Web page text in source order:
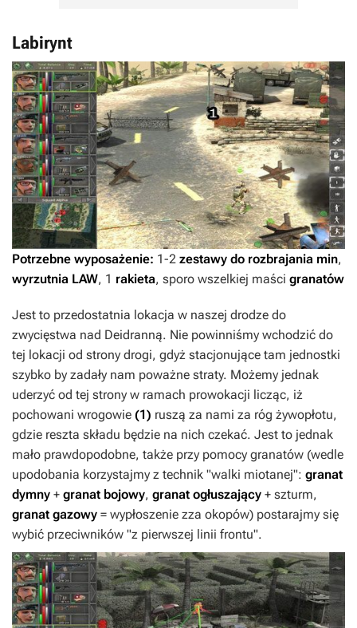
Labirynt
Potrzebne wyposażenie: 1-2 zestawy do rozbrajania min,
wyrzutnia LAW, 1 rakieta, sporo wszelkiej maści granatów
Jest to przedostatnia lokacja w naszej drodze do
zwycięstwa nad Deidranną. Nie powinniśmy wchodzić do
tej lokacji od strony drogi, gdyż stacjonujące tam jednostki
szybko by zadały nam poważne straty. Możemy jednak
uderzyć od tej strony w ramach prowokacji licząc, iż
pochowani wrogowie (1) ruszą za nami za róg żywopłotu,
gdzie reszta składu będzie na nich czekać. Jest to jednak
mało prawdopodobne, także przy pomocy granatów (wedle
upodobania korzystajmy z technik "walki miotanej": granat
dymny + granat bojowy, granat ogłuszający + szturm,
granat gazowy = wypłoszenie zza okopów) postarajmy się
wybić przeciwników "z pierwszej linii frontu".